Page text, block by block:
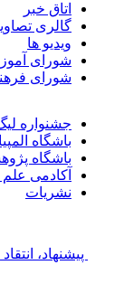
اتاق خبر
گالری تصاویر
ویدیو ها
شورای
شورای
جشنواره لیگ
باشگاه المپیادی
باشگاه
آکادمی علم و
نشریات
پیشنهاد، انتقاد